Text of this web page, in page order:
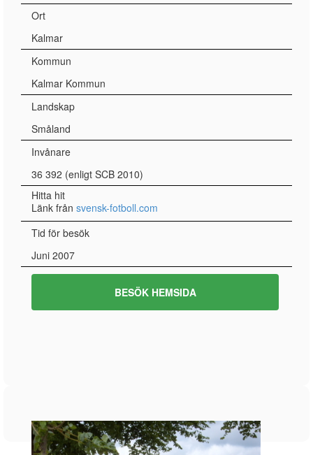
Ort
Kalmar
Kommun
Kalmar Kommun
Landskap
Småland
Invånare
36 392 (enligt SCB 2010)
Hitta hit
Länk från svensk-fotboll.com
Tid för besök
Juni 2007
BESÖK HEMSIDA